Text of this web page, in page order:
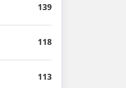
139
118
113